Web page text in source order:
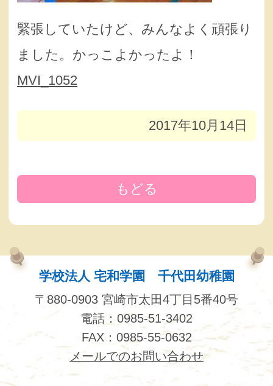
緊張していたけど、みんなよく頑張り
ました。かっこよかったよ！
MVI_1052
2017年10月14日
もどる
学校法人 宅和学園 千代田幼稚園
〒880-0903 宮崎市太田4丁目5番40号
電話：0985-51-3402
FAX：0985-55-0632
メールでのお問い合わせ